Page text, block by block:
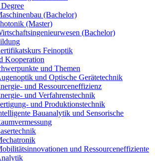
(Bachelor)
(Master)
(Bachelor)
Feinoptik
Kooperation
und Themen
und Optische Gerätetechnik
und Ressourceneffizienz
und Verfahrenstechnik
und Produktionstechnik
Bauanalytik und Sensorische
und Ressourceneffiziente